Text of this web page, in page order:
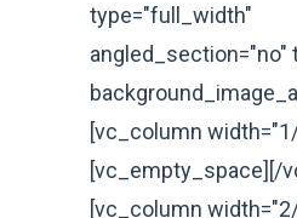
type="full_width"
angled_section="no"
[vc_column
[vc_empty_space][/
[vc_column